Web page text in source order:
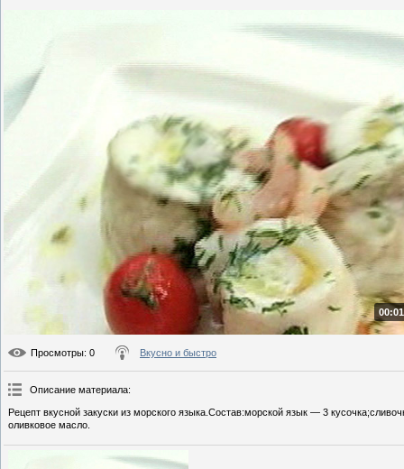
Просмотры: 0 Вкусно и быстро
Описание материала:
Рецепт вкусной закуски из морского языка.Состав:морской язык — 3
оливковое масло.